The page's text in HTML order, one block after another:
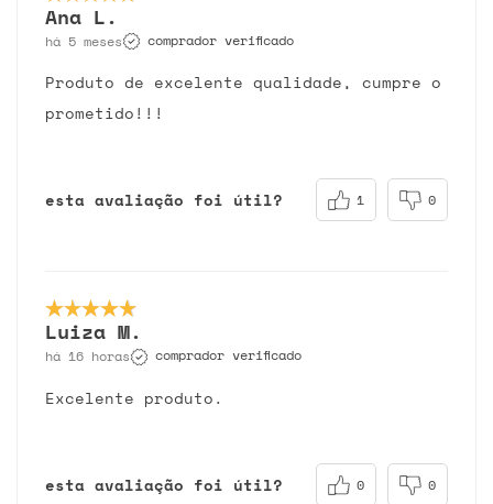
Ana L.
há 5 meses comprador verificado
Produto de excelente qualidade, cumpre o
prometido!!!
esta avaliação foi útil? 1 0
Luiza M.
há 16 horas comprador verificado
Excelente produto.
esta avaliação foi útil? 0 0